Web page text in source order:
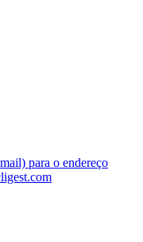
para o endereço